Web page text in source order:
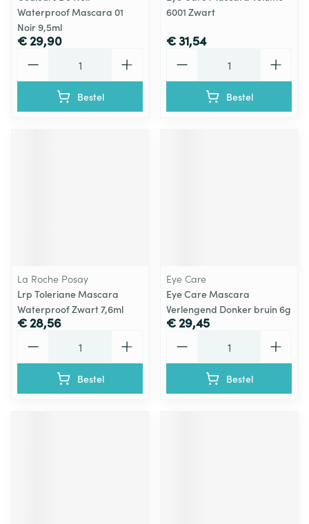
Waterproof Mascara 01
Noir 9,5ml
€ 29,90
Bestel
6001 Zwart
€ 31,54
Bestel
La Roche Posay
Lrp Toleriane Mascara
Waterproof Zwart 7,6ml
€ 28,56
Bestel
Eye Care
Eye Care Mascara
Verlengend Donker bruin 6g
€ 29,45
Bestel